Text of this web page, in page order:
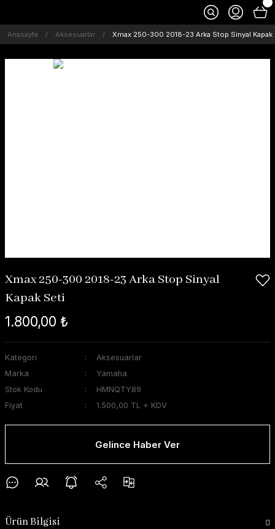
Anasayfa Aksesuarlar Xmax 250-300 2018-23 Arka Stop Sinyal Kapak
Xmax 250-300 2018-23 Arka Stop Sinyal
Kapak Seti
1.800,00 ₺
Kategori
Aksesuarlar
Marka
Yamaha
Stok Kodu
HMNQTY89
Fiyat
1.500,00 TL + KDV
Gelince Haber Ver
Ürün Bilgisi